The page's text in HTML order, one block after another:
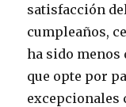
satisfacción
cumpleaños,
ha sido menos
que opte por
excepcionales